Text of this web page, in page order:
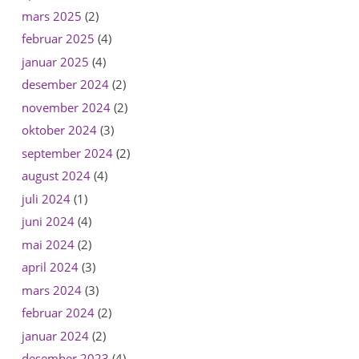
mars 2025 (2)
februar 2025 (4)
januar 2025 (4)
desember 2024(2)
november 2024(2)
oktober 2024(3)
september 2024(2)
august 2024(4)
juli 2024(1)
juni 2024(4)
mai 2024(2)
april 2024(3)
mars 2024(3)
februar 2024(2)
januar 2024(2)